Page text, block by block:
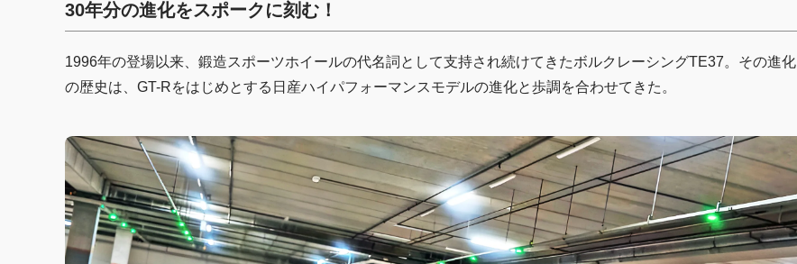
30年分の進化をスポークに刻む！
1996年の登場以来、鍛造スポーツホイールの代名詞として支持され続けてきたボルクレーシングTE37。その進化
の歴史は、GT-Rをはじめとする日産ハイパフォーマンスモデルの進化と歩調を合わせてきた。